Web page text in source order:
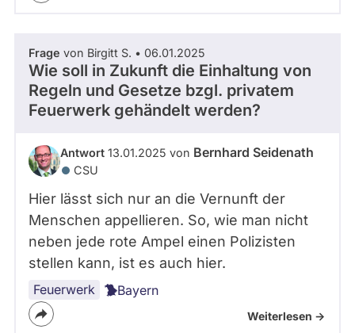
Frage von Birgitt S. • 06.01.2025
Wie soll in Zukunft die Einhaltung von
Regeln und Gesetze bzgl. privatem
Feuerwerk gehändelt werden?
Antwort 13.01.2025 von Bernhard Seidenath
CSU
Hier lässt sich nur an die Vernunft der
Menschen appellieren. So, wie man nicht
neben jede rote Ampel einen Polizisten
stellen kann, ist es auch hier.
Feuerwerk Bayern
Weiterlesen ->